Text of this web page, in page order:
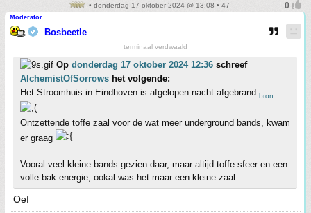
• donderdag 17 oktober 2024 @ 13:08 • 47
Moderator
Bosbeetle
terminaal verdwaald
Op donderdag 17 oktober 2024 12:36 schreef
AlchemistOfSorrows het volgende:
Het Stroomhuis in Eindhoven is afgelopen nacht afgebrand bron
Ontzettende toffe zaal voor de wat meer underground bands, kwam
er graag
Vooral veel kleine bands gezien daar, maar altijd toffe sfeer en een
volle bak energie, ookal was het maar een kleine zaal
Oef